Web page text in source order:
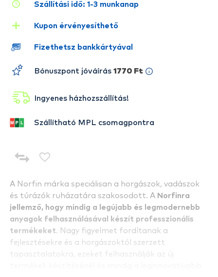
A Norfin márka speciálisan a horgászok, vadászok
és túrázók ruházatára szakosodott. A Norfinra
jellemző, hogy mindig a legújabb és legmodernebb
anyagok felhasználásával készít professzionális
termékeket. Nagy figyelmet fordítanak a
fejlesztésekre és a horgászoktól szerzett
tapasztalatokra, ezeket felhasználják az új
Szállítási idő: 1-3 munkanap
Kupon érvényesíthető
Fizethetsz bankkártyával
Bónuszpont jóváírás 1770 Ft
Ingyenes házhozszállítás!
Szállítható MPL csomagpontra